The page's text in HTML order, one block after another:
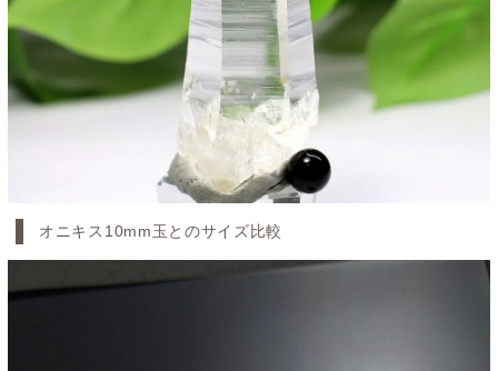
オニキス10mm玉とのサイズ比較